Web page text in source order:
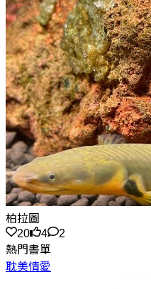
柏拉圖
20
4
2
熱門書單
耽美情愛